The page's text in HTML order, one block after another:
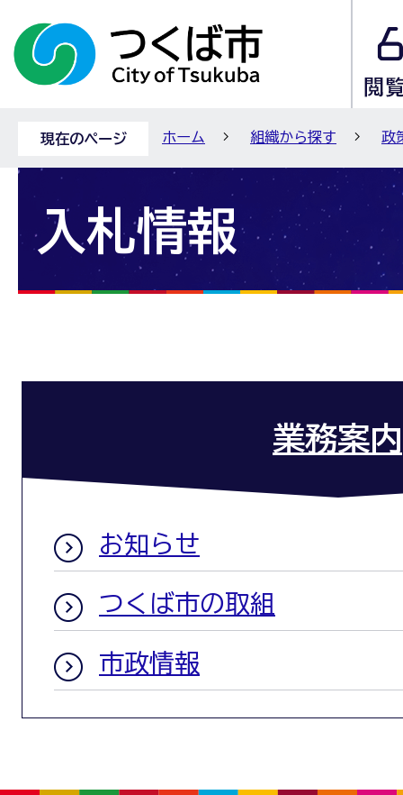
現在のページ ホーム 組織から探す 政
入札情報
業務案内
お知らせ
つくば市の取組
市政情報